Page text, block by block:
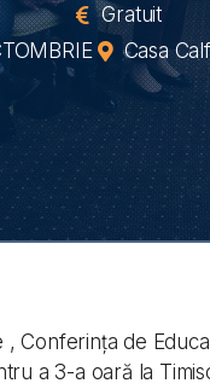
Gratuit
Casa
, Conferința de
a 3-a oară la